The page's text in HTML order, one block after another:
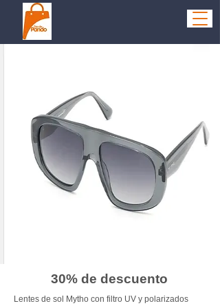
30% de descuento
Lentes de sol Mytho con filtro UV y polarizados